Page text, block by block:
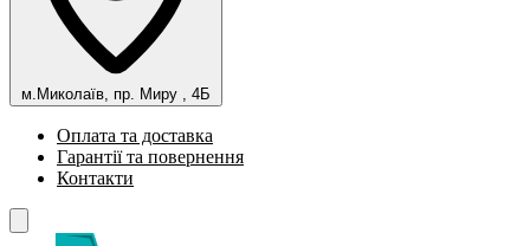
м.Миколаїв, пр. Миру , 4Б
Оплата та доставка
Гарантії та повернення
Контакти